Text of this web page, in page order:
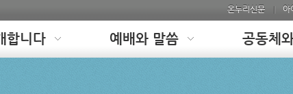
온누리신문 아
합니다 예배와 말씀 공동체